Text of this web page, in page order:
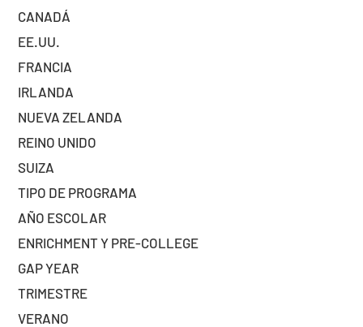
CANADÁ
EE.UU.
FRANCIA
IRLANDA
NUEVA ZELANDA
REINO UNIDO
SUIZA
TIPO DE PROGRAMA
AÑO ESCOLAR
ENRICHMENT Y PRE-COLLEGE
GAP YEAR
TRIMESTRE
VERANO